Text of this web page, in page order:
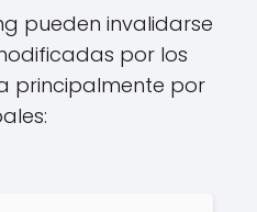
pueden invalidarse
por los
principalmente por